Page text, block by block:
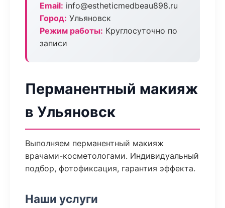
Email: info@estheticmedbeau898.ru
Город: Ульяновск
Режим работы: Круглосуточно по
записи
Перманентный макияж
в Ульяновск
Выполняем перманентный макияж
врачами-косметологами. Индивидуальный
подбор, фотофиксация, гарантия эффекта.
Наши услуги